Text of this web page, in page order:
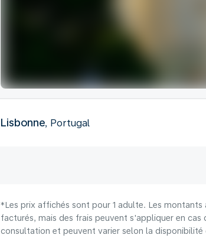
Lisbonne, Portugal
*Les prix affichés sont pour 1 adulte. Les
facturés, mais des frais peuvent s'appliquer en
consultation et peuvent varier selon la disponibilité